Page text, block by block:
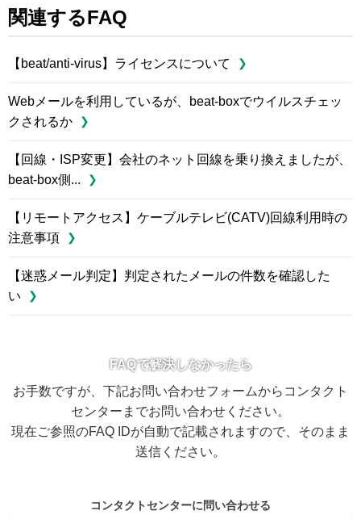
関連するFAQ
【beat/anti-virus】ライセンスについて
Webメールを利用しているが、beat-boxでウイルスチェッ
クされるか
【回線・ISP変更】会社のネット回線を乗り換えましたが、
beat-box側...
【リモートアクセス】ケーブルテレビ(CATV)回線利用時の
注意事項
【迷惑メール判定】判定されたメールの件数を確認した
い
FAQで解決しなかったら
お手数ですが、下記お問い合わせフォームからコンタクト
センターまでお問い合わせください。
現在ご参照のFAQ IDが自動で記載されますので、そのまま
送信ください。
コンタクトセンターに問い合わせる